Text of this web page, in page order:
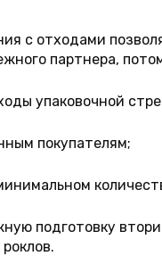
с отходами
партнера,
упаковочной
покупателям;
подготовку